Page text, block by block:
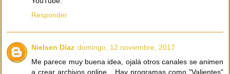
Responder
Nielsen Díaz domingo, 12 noviembre, 2017
Me parece muy buena idea, ojalá otros canales se animen
a crear archivos online... Hay programas como "Valientes"